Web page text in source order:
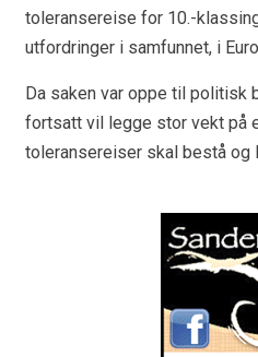
toleransereise for 10.-
utfordringer i samfunnet, i
Da saken var oppe til politisk
fortsatt vil legge stor vekt på
toleransereiser skal bestå og